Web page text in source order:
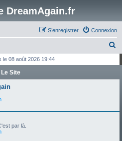
DreamAgain.fr
Connexion
S’enregistrer
h
le 08 août 2026 19:44
Le Site
par là.